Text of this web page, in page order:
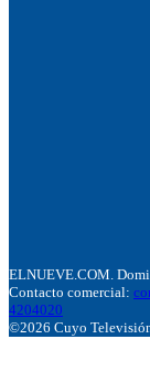
ELNUEVE.COM.
Contacto comercial:
4204020
©2026 Cuyo